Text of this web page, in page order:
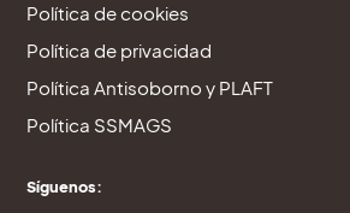
Política de cookies
Política de privacidad
Política Antisoborno y PLAFT
Política SSMAGS
Síguenos: